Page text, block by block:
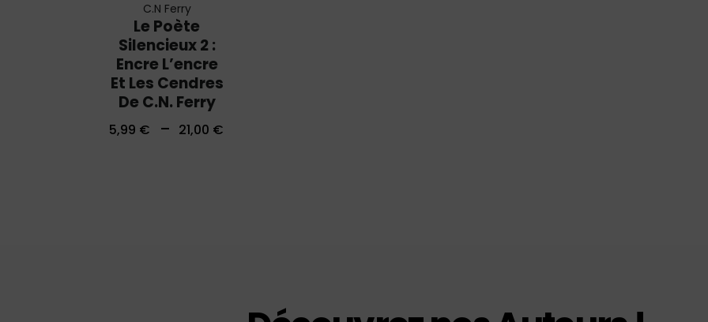
Le Poète
Silencieux 2 :
Encre L’encre
Et Les Cendres
De C.N. Ferry
C.N Ferry
5,99 € – 21,00 €